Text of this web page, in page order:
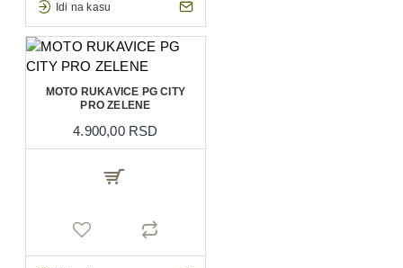
Idi na kasu
MOTO RUKAVICE PG CITY
PRO ZELENE
4.900,00 RSD